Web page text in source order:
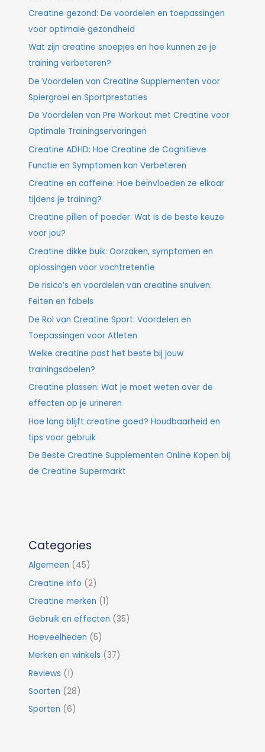
Creatine gezond: De voordelen en toepassingen
voor optimale gezondheid
Wat zijn creatine snoepjes en hoe kunnen ze je
training verbeteren?
De Voordelen van Creatine Supplementen voor
Spiergroei en Sportprestaties
De Voordelen van Pre Workout met Creatine voor
Optimale Trainingservaringen
Creatine ADHD: Hoe Creatine de Cognitieve
Functie en Symptomen kan Verbeteren
Creatine en caffeine: Hoe beïnvloeden ze elkaar
tijdens je training?
Creatine pillen of poeder: Wat is de beste keuze
voor jou?
Creatine dikke buik: Oorzaken, symptomen en
oplossingen voor vochtretentie
De risico’s en voordelen van creatine snuiven:
Feiten en fabels
De Rol van Creatine Sport: Voordelen en
Toepassingen voor Atleten
Welke creatine past het beste bij jouw
trainingsdoelen?
Creatine plassen: Wat je moet weten over de
effecten op je urineren
Hoe lang blijft creatine goed? Houdbaarheid en
tips voor gebruik
De Beste Creatine Supplementen Online Kopen bij
de Creatine Supermarkt
Categories
Algemeen (45)
Creatine info (2)
Creatine merken (1)
Gebruik en effecten (35)
Hoeveelheden (5)
Merken en winkels (37)
Reviews (1)
Soorten (28)
Sporten (6)